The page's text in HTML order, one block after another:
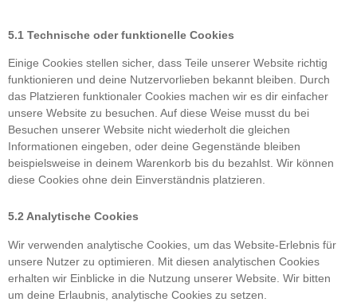
5.1 Technische oder funktionelle Cookies
Einige Cookies stellen sicher, dass Teile unserer Website richtig
funktionieren und deine Nutzervorlieben bekannt bleiben. Durch
das Platzieren funktionaler Cookies machen wir es dir einfacher
unsere Website zu besuchen. Auf diese Weise musst du bei
Besuchen unserer Website nicht wiederholt die gleichen
Informationen eingeben, oder deine Gegenstände bleiben
beispielsweise in deinem Warenkorb bis du bezahlst. Wir können
diese Cookies ohne dein Einverständnis platzieren.
5.2 Analytische Cookies
Wir verwenden analytische Cookies, um das Website-Erlebnis für
unsere Nutzer zu optimieren. Mit diesen analytischen Cookies
erhalten wir Einblicke in die Nutzung unserer Website. Wir bitten
um deine Erlaubnis, analytische Cookies zu setzen.